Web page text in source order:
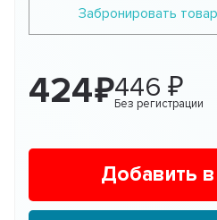
Забронировать товар
424 446
Без регистрации
Добавить